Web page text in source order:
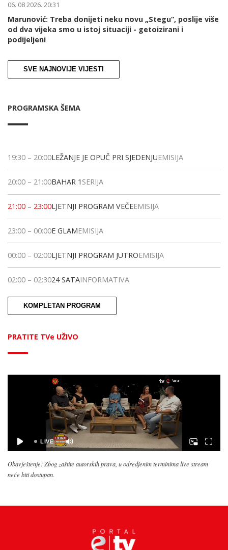
06. 08 2026. 20:31
Marunović: Treba donijeti neku novu „Stegu“, poslije više
od dva vijeka smo u istoj situaciji - getoizirani i
podijeljeni
SVE NAJNOVIJE VIJESTI
PROGRAMSKA ŠEMA
19:30 – 20:00LEŽANJE JE OPUČ PRI SJEDENJUEMISIJA
20:00 – 21:00BAHAR 1 SERIJA
21:00 – 23:00LJETNJI PROGRAM VEČEEMISIJA
23:00 – 00:00E GLAMEMISIJA
00:00 – 02:00LJETNJI PROGRAM JUTROEMISIJA
02:00 – 02:3024 SATAINFORMATIVA
KOMPLETAN PROGRAM
PRATITE TVe UŽIVO
Obavještenje: Zbog zaštite autorskih prava, u odredjenim terminima live stream
neće biti dostupan.